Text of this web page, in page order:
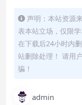
声明：本站资源
表本站立场，仅限
在下载后24小时内
站删除处理！ 请用
骗！
admin